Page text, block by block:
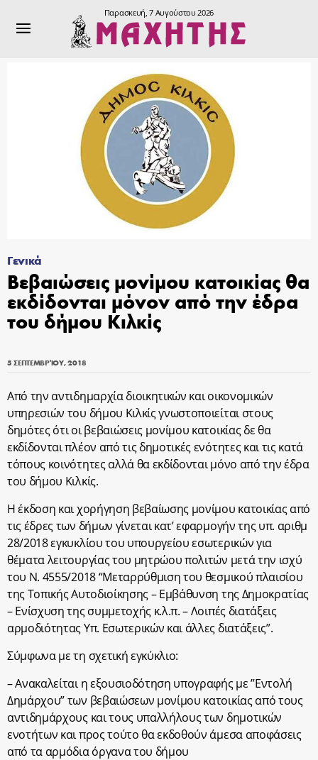
Παρασκευή, 7 Αυγούστου 2026
Γενικά
Βεβαιώσεις μονίμου κατοικίας θα
εκδίδονται μόνον από την έδρα
του δήμου Κιλκίς
5 ΣΕΠΤΕΜΒΡΊΟΥ, 2018
Από την αντιδημαρχία διοικητικών και οικονομικών
υπηρεσιών του δήμου Κιλκίς γνωστοποιείται στους
δημότες ότι οι βεβαιώσεις μονίμου κατοικίας δε θα
εκδίδονται πλέον από τις δημοτικές ενότητες και τις κατά
τόπους κοινότητες αλλά θα εκδίδονται μόνο από την έδρα
του δήμου Κιλκίς.
Η έκδοση και χορήγηση βεβαίωσης μονίμου κατοικίας από
τις έδρες των δήμων γίνεται κατ’ εφαρμογήν της υπ. αριθμ
28/2018 εγκυκλίου του υπουργείου εσωτερικών για
θέματα λειτουργίας του μητρώου πολιτών μετά την ισχύ
του Ν. 4555/2018 “Μεταρρύθμιση του θεσμικού πλαισίου
της Τοπικής Αυτοδιοίκησης – Εμβάθυνση της Δημοκρατίας
– Ενίσχυση της συμμετοχής κ.λ.π. – Λοιπές διατάξεις
αρμοδιότητας Υπ. Εσωτερικών και άλλες διατάξεις”.
Σύμφωνα με τη σχετική εγκύκλιο:
– Ανακαλείται η εξουσιοδότηση υπογραφής με ”Εντολή
Δημάρχου” των βεβαιώσεων μονίμου κατοικίας από τους
αντιδημάρχους και τους υπαλλήλους των δημοτικών
ενοτήτων και προς τούτο θα εκδοθούν άμεσα αποφάσεις
από τα αρμόδια όργανα του δήμου